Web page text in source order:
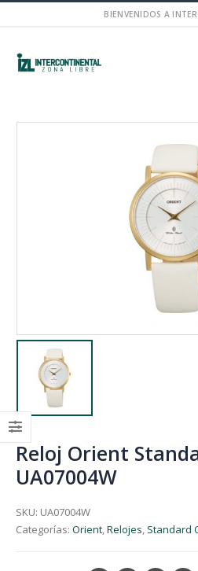
BIENVENIDOS A
Reloj Orient
UA07004W
SKU: UA07004W
Categorías: Orient,Relojes, Standard